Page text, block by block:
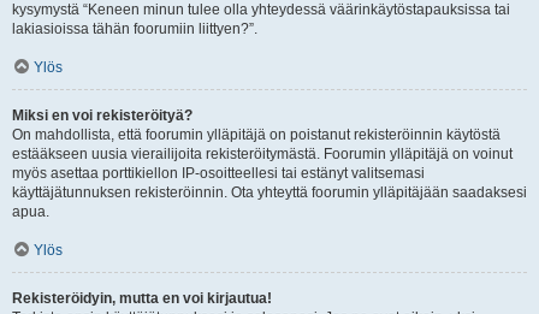
kysymystä “Keneen minun tulee olla yhteydessä väärinkäytöstapauksissa tai
lakiasioissa tähän foorumiin liittyen?”.
Ylös
Miksi en voi rekisteröityä?
On mahdollista, että foorumin ylläpitäjä on poistanut rekisteröinnin käytöstä
estääkseen uusia vierailijoita rekisteröitymästä. Foorumin ylläpitäjä on voinut
myös asettaa porttikiellon IP-osoitteellesi tai estänyt valitsemasi
käyttäjätunnuksen rekisteröinnin. Ota yhteyttä foorumin ylläpitäjään saadaksesi
apua.
Ylös
Rekisteröidyin, mutta en voi kirjautua!